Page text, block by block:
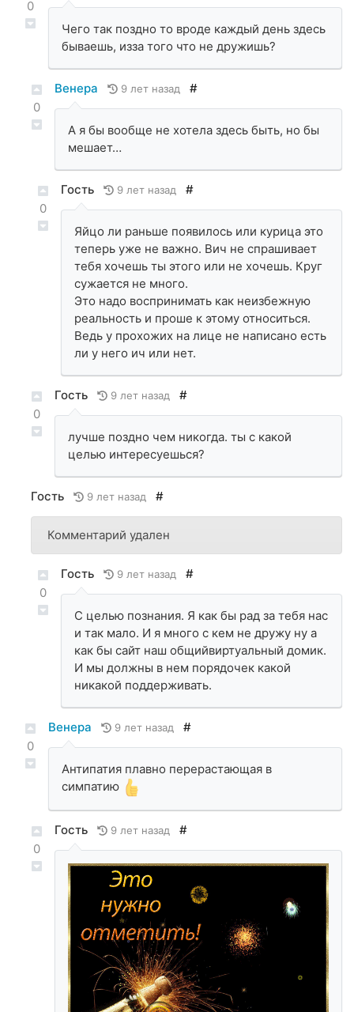
0
Чего так поздно то вроде каждый день здесь
бываешь, изза того что не дружишь?
0
Венера 9 лет назад #
А я бы вообще не хотела здесь быть, но бы
мешает…
0
Гость 9 лет назад #
Яйцо ли раньше появилось или курица это
теперь уже не важно. Вич не спрашивает
тебя хочешь ты этого или не хочешь. Круг
сужается не много.
Это надо воспринимать как неизбежную
реальность и проше к этому относиться.
Ведь у прохожих на лице не написано есть
ли у него ич или нет.
0
Гость 9 лет назад #
лучше поздно чем никогда. ты с какой
целью интересуешься?
Гость 9 лет назад #
Комментарий удален
0
Гость 9 лет назад #
С целью познания. Я как бы рад за тебя нас
и так мало. И я много с кем не дружу ну а
как бы сайт наш общийвиртуальный домик.
И мы должны в нем порядочек какой
никакой поддерживать.
0
Венера 9 лет назад #
Антипатия плавно перерастающая в
симпатию
0
Гость 9 лет назад #